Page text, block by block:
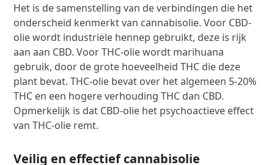
Het is de samenstelling van de verbindingen die het
onderscheid kenmerkt van cannabisolie. Voor CBD-
olie wordt industriële hennep gebruikt, deze is rijk
aan aan CBD. Voor THC-olie wordt marihuana
gebruik, door de grote hoeveelheid THC die deze
plant bevat. THC-olie bevat over het algemeen 5-20%
THC en een hogere verhouding THC dan CBD.
Opmerkelijk is dat CBD-olie het psychoactieve effect
van THC-olie remt.
Veilig en effectief cannabisolie